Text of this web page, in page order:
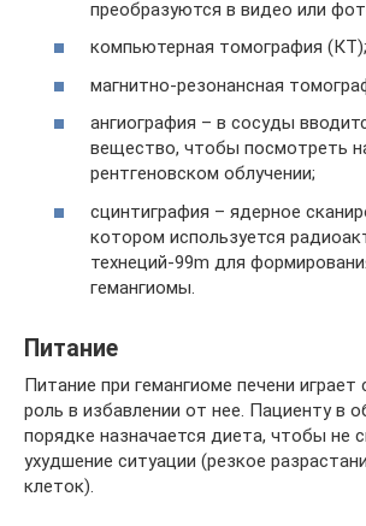
преобразуются в видео или
компьютерная томография (КТ);
магнитно-резонансная
ангиография – в сосуды
вещество, чтобы посмотреть
рентгеновском облучении;
сцинтиграфия – ядерное
котором используется
технеций-99m для
гемангиомы.
Питание
Питание при гемангиоме печени
роль в избавлении от нее. Пациенту в
порядке назначается диета, чтобы не
ухудшение ситуации (резкое
клеток).